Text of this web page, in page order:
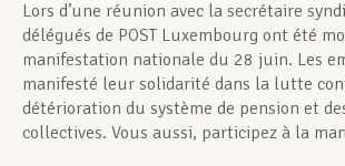
Lors d’une réunion avec la secrétaire
délégués de POST Luxembourg ont été
manifestation nationale du 28 juin. Les
manifesté leur solidarité dans la lutte
détérioration du système de pension et
collectives. Vous aussi, participez à la